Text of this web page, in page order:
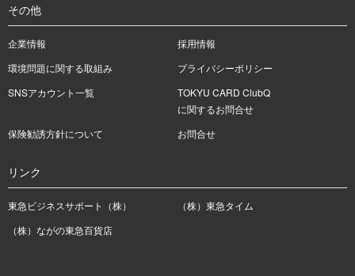
その他
企業情報
採用情報
環境問題に関する取組み
プライバシーポリシー
SNSアカウント一覧
TOKYU CARD ClubQ
に関するお問合せ
保険勧誘方針について
お問合せ
リンク
東急ビジネスサポート（株）
（株）東急タイム
（株）ながの東急百貨店